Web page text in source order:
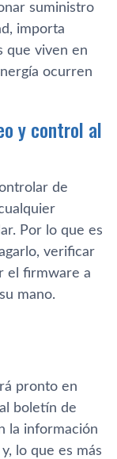
suministro
importa
que viven en
ocurren
y control al
de
Por lo que es
verificar
el firmware a
mano.
pronto en
boletín de
la información
lo que es más